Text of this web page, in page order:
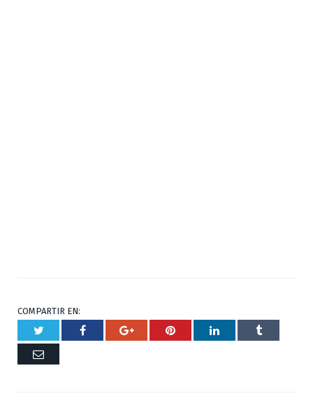
COMPARTIR EN:
Twitter Facebook Google+ Pinterest RespuestaTumblr
Correo